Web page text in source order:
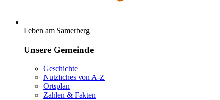
Leben am Samerberg
Unsere Gemeinde
Geschichte
Nützliches von A-Z
Ortsplan
Zahlen & Fakten